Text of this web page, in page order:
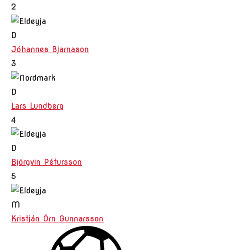
2
D
Jóhannes Bjarnason
3
D
Lars Lundberg
4
D
Björgvin Pétursson
5
M
Kristján Örn Gunnarsson